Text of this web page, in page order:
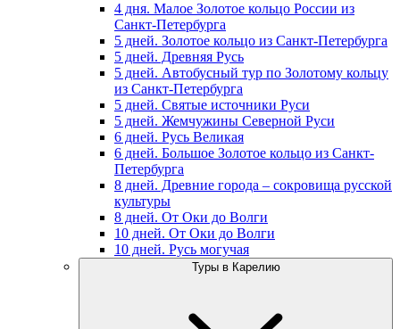
4 дня. Малое Золотое кольцо России из
Санкт-Петербурга
5 дней. Золотое кольцо из Санкт-Петербурга
5 дней. Древняя Русь
5 дней. Автобусный тур по Золотому кольцу
из Санкт-Петербурга
5 дней. Святые источники Руси
5 дней. Жемчужины Северной Руси
6 дней. Русь Великая
6 дней. Большое Золотое кольцо из Санкт-
Петербурга
8 дней. Древние города – сокровища русской
культуры
8 дней. От Оки до Волги
10 дней. От Оки до Волги
10 дней. Русь могучая
Туры в Карелию